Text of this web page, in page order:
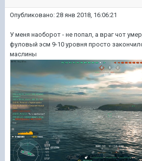
Опубликовано: 28 янв 2018, 16:06:21
У меня наоборот - не попал, а враг чот
фуловый эсм 9-10 уровня просто
маслины